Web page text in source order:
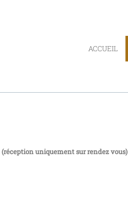
ACCUEIL
(réception uniquement sur rendez vous)